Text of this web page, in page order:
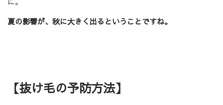
夏の影響が、秋に大きく出るということですね。
【抜け毛の予防方法】